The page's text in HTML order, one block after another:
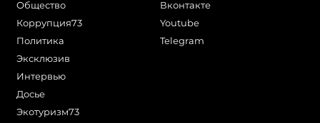
Общество
Коррупция73
Политика
Эксклюзив
Интервью
Досье
Экотуризм73
Вконтакте
Youtube
Telegram